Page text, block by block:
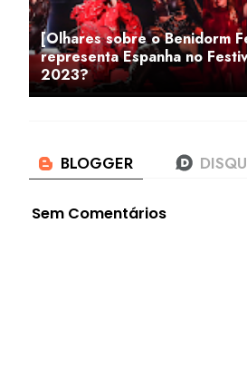
[Olhares sobre o Benidorm
representa Espanha no
2023?
Sem Comentários